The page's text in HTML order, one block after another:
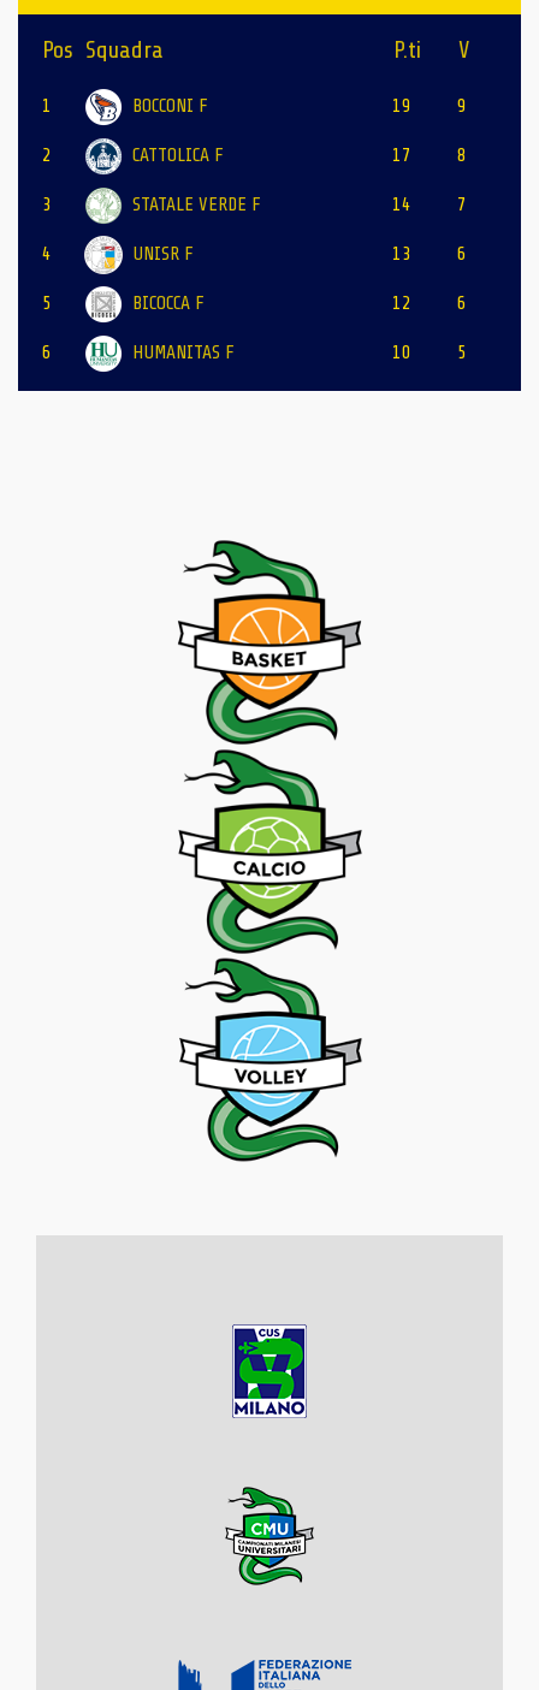
Pos Squadra P.ti V
1 BOCCONI F 19 9
2 CATTOLICA F 17 8
3 STATALE VERDE F 14 7
4 UNISR F 13 6
5 BICOCCA F 12 6
6 HUMANITAS F 10 5